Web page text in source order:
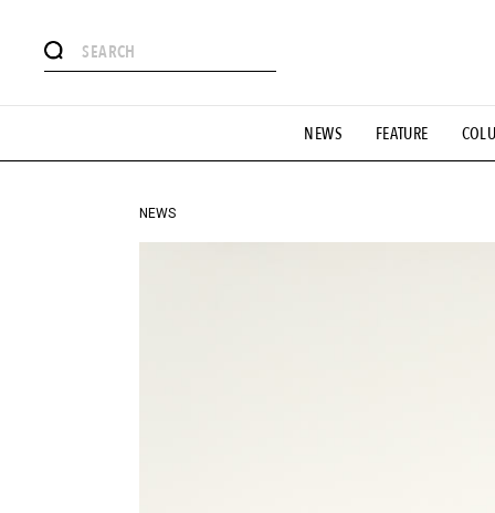
NEWS FEATURE
#憧れの逸品 #ESSENTIAL
#GH 銘品の所以 #フイナムのYouTube #Commune H
#HANDSOME HANDBOOK
NEWS